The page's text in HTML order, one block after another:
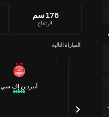
176 سم
الارتفاع
المباراة التالية
أبيردين إف سي